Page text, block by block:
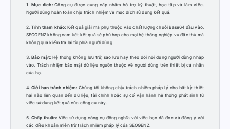
1. Mục đích:Công cụ được cung cấp nhằm hỗ trợ kỹ thuật, học tập và làm việc.
Người dùng hoàn toàn chịu trách nhiệm về mục đích sử dụng kết quả.
2. Tính tham khảo: Kết quả giải mã phụ thuộc vào chất lượng chuỗi Base64 đầu vào.
SEOGENZ không cam kết kết quả sẽ phù hợp cho mọi hệ thống nghiệp vụ đặc thù mà
không qua kiểm tra lại từ phía người dùng.
3.Bảo mật:Hệ thống không lưu trữ, sao lưu hay theo dõi nội dung người dùng nhập
vào. Trách nhiệm bảo mật dữ liệu nguồn thuộc về người dùng trên thiết bị cá nhân
của họ.
4.Giới hạn trách nhiệm: Chúng tôi không chịu trách nhiệm pháp lý cho bất kỳ thiệt
hại nào liên quan đến dữ liệu, tài chính hoặc sự cố vận hành hệ thống phát sinh từ
việc sử dụng kết quả của công cụ này.
5.Chấp thuận: Việc sử dụng công cụ đồng nghĩa với việc bạn đã đọc và đồng ý với
các điều khoản miễn trừ trách nhiệm pháp lý của SEOGENZ.